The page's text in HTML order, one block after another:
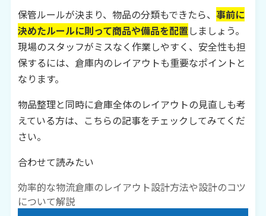
保管ルールが決まり、物品の分類もできたら、 事前に
決めたルールに則って商品や備品を配置しましょう。
現場のスタッフがミスなく作業しやすく、安全性も担
保するには、倉庫内のレイアウトも重要なポイントと
なります。
物品整理と同時に倉庫全体のレイアウトの見直しも考
えている方は、こちらの記事をチェックしてみてくだ
さい。
合わせて読みたい
効率的な物流倉庫のレイアウト設計方法や設計のコツ
について解説